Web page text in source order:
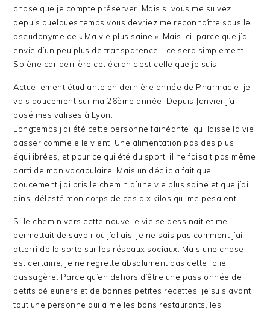
chose que je compte préserver. Mais si vous me suivez
depuis quelques temps vous devriez me reconnaître sous le
pseudonyme de « Ma vie plus saine ». Mais ici, parce que j’ai
envie d’un peu plus de transparence… ce sera simplement
Solène car derrière cet écran c’est celle que je suis.
Actuellement étudiante en dernière année de Pharmacie, je
vais doucement sur ma 26ème année. Depuis Janvier j’ai
posé mes valises à Lyon.
Longtemps j’ai été cette personne fainéante, qui laisse la vie
passer comme elle vient. Une alimentation pas des plus
équilibrées, et pour ce qui été du sport, il ne faisait pas même
parti de mon vocabulaire. Mais un déclic a fait que
doucement j’ai pris le chemin d’une vie plus saine et que j’ai
ainsi délesté mon corps de ces dix kilos qui me pesaient.
Si le chemin vers cette nouvelle vie se dessinait et me
permettait de savoir où j’allais, je ne sais pas comment j’ai
atterri de la sorte sur les réseaux sociaux. Mais une chose
est certaine, je ne regrette absolument pas cette folie
passagère. Parce qu’en dehors d’être une passionnée de
petits déjeuners et de bonnes petites recettes, je suis avant
tout une personne qui aime les bons restaurants, les